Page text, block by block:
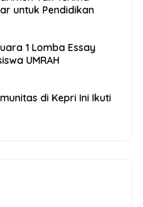
untuk Pendidikan
1 Lomba Essay
UMRAH
di Kepri Ini Ikuti